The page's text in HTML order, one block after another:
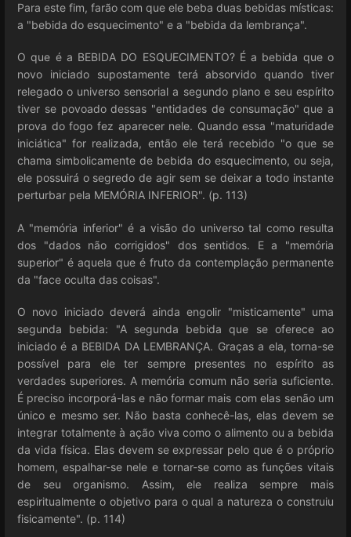
Para este fim, farão com que ele beba duas bebidas místicas:
a "bebida do esquecimento" e a "bebida da lembrança".
O que é a BEBIDA DO ESQUECIMENTO? É a bebida que o
novo iniciado supostamente terá absorvido quando tiver
relegado o universo sensorial a segundo plano e seu espírito
tiver se povoado dessas "entidades de consumação" que a
prova do fogo fez aparecer nele. Quando essa "maturidade
iniciática" for realizada, então ele terá recebido "o que se
chama simbolicamente de bebida do esquecimento, ou seja,
ele possuirá o segredo de agir sem se deixar a todo instante
perturbar pela MEMÓRIA INFERIOR". (p. 113)
A "memória inferior" é a visão do universo tal como resulta
dos "dados não corrigidos" dos sentidos. E a "memória
superior" é aquela que é fruto da contemplação permanente
da "face oculta das coisas".
O novo iniciado deverá ainda engolir "misticamente" uma
segunda bebida: "A segunda bebida que se oferece ao
iniciado é a BEBIDA DA LEMBRANÇA. Graças a ela, torna-se
possível para ele ter sempre presentes no espírito as
verdades superiores. A memória comum não seria suficiente.
É preciso incorporá-las e não formar mais com elas senão um
único e mesmo ser. Não basta conhecê-las, elas devem se
integrar totalmente à ação viva como o alimento ou a bebida
da vida física. Elas devem se expressar pelo que é o próprio
homem, espalhar-se nele e tornar-se como as funções vitais
de seu organismo. Assim, ele realiza sempre mais
espiritualmente o objetivo para o qual a natureza o construiu
fisicamente". (p. 114)